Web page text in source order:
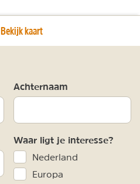
Bekijk kaart
Achternaam
Waar ligt je interesse?
Nederland
Europa